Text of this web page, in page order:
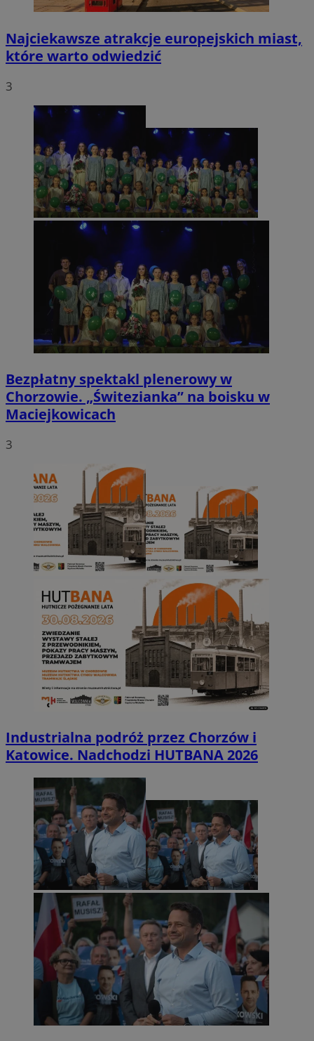
Najciekawsze atrakcje europejskich miast,
które warto odwiedzić
3
Bezpłatny spektakl plenerowy w
Chorzowie. „Świtezianka” na boisku w
Maciejkowicach
3
Industrialna podróż przez Chorzów i
Katowice. Nadchodzi HUTBANA 2026